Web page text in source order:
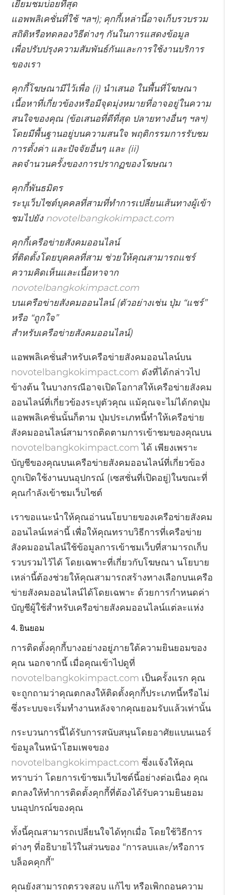
เยี่ยมชมบ่อยที่สุด
แอพพลิเคชั่นที่ใช้ ฯลฯ); คุกกี้เหล่านี้อาจเก็บรวบรวม
สถิติหรือทดลองวิธีต่างๆ กันในการแสดงข้อมูล
เพื่อปรับปรุงความสัมพันธ์กันและการใช้งานบริการ
ของเรา
คุกกี้โฆษณามีไว้เพื่อ (i) นำเสนอ ในพื้นที่โฆษณา
เนื้อหาที่เกี่ยวข้องหรือมีจุดมุ่งหมายที่อาจอยู่ในความ
สนใจของคุณ (ข้อเสนอที่ดีที่สุด ปลายทางอื่นๆ ฯลฯ)
โดยมีพื้นฐานอยู่บนความสนใจ พฤติกรรมการรับชม
การตั้งค่า และปัจจัยอื่นๆ และ (ii)
ลดจำนวนครั้งของการปรากฏของโฆษณา
คุกกี้พันธมิตร
ระบุเว็บไซต์บุคคลที่สามที่ทำการเปลี่ยนเส้นทางผู้เข้า
ชมไปยัง novotelbangkokimpact.com
คุกกี้เครือข่ายสังคมออนไลน์
ที่ติดตั้งโดยบุคคลที่สาม ช่วยให้คุณสามารถแชร์
ความคิดเห็นและเนื้อหาจาก
novotelbangkokimpact.com
บนเครือข่ายสังคมออนไลน์ (ตัวอย่างเช่น ปุ่ม “แชร์”
หรือ “ถูกใจ”
สำหรับเครือข่ายสังคมออนไลน์)
แอพพลิเคชั่นสำหรับเครือข่ายสังคมออนไลน์บน
novotelbangkokimpact.com ดังที่ได้กล่าวไป
ข้างต้น ในบางกรณีอาจเปิดโอกาสให้เครือข่ายสังคม
ออนไลน์ที่เกี่ยวข้องระบุตัวคุณ แม้คุณจะไม่ได้กดปุ่ม
แอพพลิเคชั่นนั้นก็ตาม ปุ่มประเภทนี้ทำให้เครือข่าย
สังคมออนไลน์สามารถติดตามการเข้าชมของคุณบน
novotelbangkokimpact.com ได้ เพียงเพราะ
บัญชีของคุณบนเครือข่ายสังคมออนไลน์ที่เกี่ยวข้อง
ถูกเปิดใช้งานบนอุปกรณ์ (เซสชั่นที่เปิดอยู่)ในขณะที่
คุณกำลังเข้าชมเว็บไซต์
เราขอแนะนำให้คุณอ่านนโยบายของเครือข่ายสังคม
ออนไลน์เหล่านี้ เพื่อให้คุณทราบวิธีการที่เครือข่าย
สังคมออนไลน์ใช้ข้อมูลการเข้าชมเว็บที่สามารถเก็บ
รวบรวมไว้ได้ โดยเฉพาะที่เกี่ยวกับโฆษณา นโยบาย
เหล่านี้ต้องช่วยให้คุณสามารถสร้างทางเลือกบนเครือ
ข่ายสังคมออนไลน์ได้โดยเฉพาะ ด้วยการกำหนดค่า
บัญชีผู้ใช้สำหรับเครือข่ายสังคมออนไลน์แต่ละแห่ง
ยินยอม
การติดตั้งคุกกี้บางอย่างอยู่ภายใต้ความยินยอมของ
คุณ นอกจากนี้ เมื่อคุณเข้าไปดูที่
novotelbangkokimpact.com เป็นครั้งแรก คุณ
จะถูกถามว่าคุณตกลงให้ติดตั้งคุกกี้ประเภทนี้หรือไม่
ซึ่งระบบจะเริ่มทำงานหลังจากคุณยอมรับแล้วเท่านั้น
กระบวนการนี้ได้รับการสนับสนุนโดยอาศัยแบนเนอร์
ข้อมูลในหน้าโฮมเพจของ
novotelbangkokimpact.com ซึ่งแจ้งให้คุณ
ทราบว่า โดยการเข้าชมเว็บไซต์นี้อย่างต่อเนื่อง คุณ
ตกลงให้ทำการติดตั้งคุกกี้ที่ต้องได้รับความยินยอม
บนอุปกรณ์ของคุณ
ทั้งนี้คุณสามารถเปลี่ยนใจได้ทุกเมื่อ โดยใช้วิธีการ
ต่างๆ ที่อธิบายไว้ในส่วนของ “การลบและ/หรือการ
บล็อคคุกกี้”
คุณยังสามารถตรวจสอบ แก้ไข หรือเพิกถอนความ